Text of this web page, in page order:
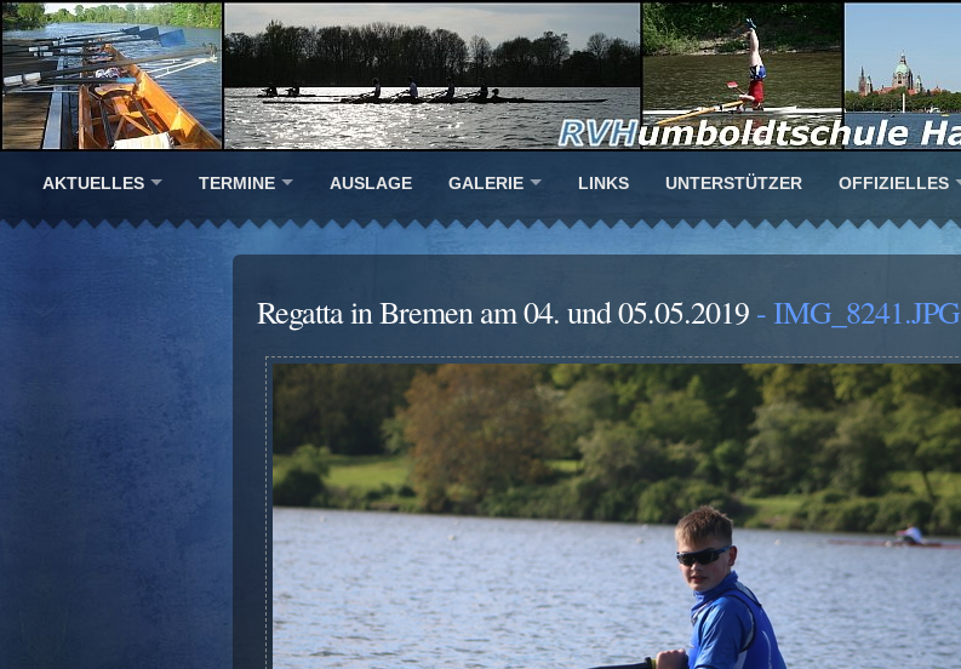
AKTUELLES TERMINE AUSLAGE GALERIE LINKS UNTERSTÜTZER OFFIZIELLES
Regatta in Bremen am 04. und 05.05.2019 - IMG_8241.JPG